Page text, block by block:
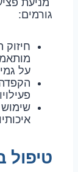
מניעת
גורמים:
חיזוק
על
טיפול